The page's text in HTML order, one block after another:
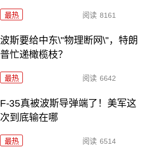
最热 阅读 8161
波斯要给中东\"物理断网\"，特朗
普忙递橄榄枝？
最热 阅读 6642
F-35真被波斯导弹端了！美军这
次到底输在哪
最热 阅读 6514